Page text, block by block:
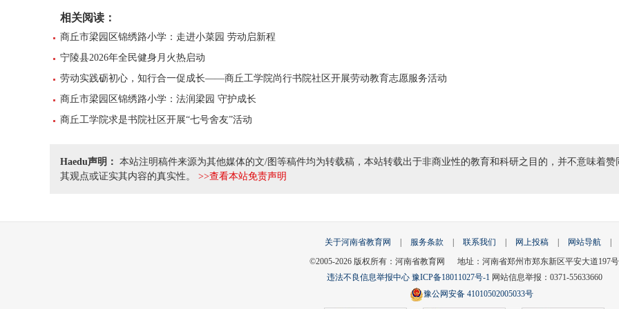
相关阅读：
商丘市梁园区锦绣路小学：走进小菜园 劳动启新程
宁陵县2026年全民健身月火热启动
劳动实践砺初心，知行合一促成长——商丘工学院尚行书院社区开展劳动教育志愿服务活动
商丘市梁园区锦绣路小学：法润梁园 守护成长
商丘工学院求是书院社区开展“七号舍友”活动
Haedu声明： 本站注明稿件来源为其他媒体的文/图等稿件均为转载稿，本站转载出于非商业性的教育和科研之目的，并不意味着赞
其观点或证实其内容的真实性。 >>查看本站免责声明
关于河南省教育网 服务条款 联系我们 网上投稿 网站导航
©2005-2026 版权所有：河南省教育网 地址：河南省郑州市郑东新区平安大道197号
违法不良信息举报中心 豫ICP备18011027号-1网站信息举报：0371-55633660
豫公网安备 41010502005033号